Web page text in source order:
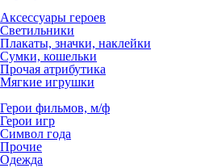
Аксессуары героев
Светильники
Плакаты, значки, наклейки
Сумки, кошельки
Прочая атрибутика
Мягкие игрушки
Герои фильмов, м/ф
Герои игр
Символ года
Прочие
Одежда